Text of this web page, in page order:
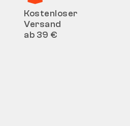
Kostenloser
Versand
ab 39 €